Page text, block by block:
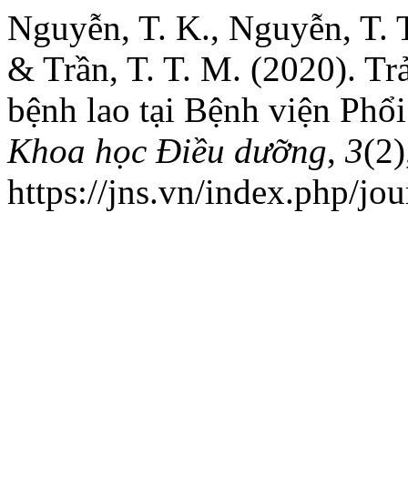
Nguyễn, T. K., Nguyễn, T.
& Trần, T. T. M. (2020).
bệnh lao tại Bệnh viện
Khoa học Điều dưỡng, 3
https://jns.vn/index.php/